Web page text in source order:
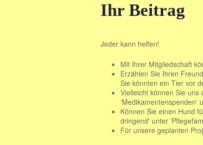
Ihr Beitrag
Jeder kann helfen!
Mit Ihrer Mitgliedschaft
Erzählen Sie Ihren
Sie könnten ein Tier vor
Vielleicht können Sie
'Medikamentenspenden'
Können Sie einen Hund
dringend' unter
Für unsere geplanten